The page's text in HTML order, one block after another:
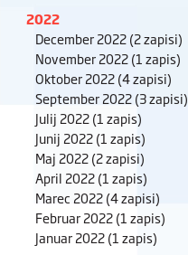
2022
December 2022(2 zapisi)
November 2022(1 zapis)
Oktober 2022(4 zapisi)
September 2022(3 zapisi)
Julij 2022(1 zapis)
Junij 2022(1 zapis)
Maj 2022(2 zapisi)
April 2022(1 zapis)
Marec 2022(4 zapisi)
Februar 2022(1 zapis)
Januar 2022(1 zapis)